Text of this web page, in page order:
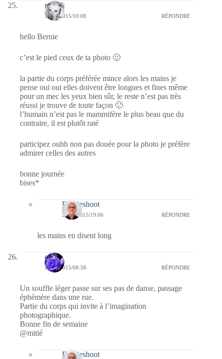
nays&
11/04/2015/10:08 RÉPONDRE
hello Bernie
c’est le pied ceux de ta photo 🙂
la partie du corps préférée mince alors les mains je
pense oui oui elles doivent être longues et fines même
pour un mec les yeux bien sûr, le reste n’est pas très
réussi je trouve de toute façon 🙂
l’humain n’est pas le mammifère le plus beau que du
contraire, il est plutôt raté
participez ouhh non pas douée pour la photo je préfère
admirer celles des autres
bonne journée
bises*
Bernieshoot
23/04/2015/19:06 RÉPONDRE
les mains en disent long
covix
11/04/2015/08:58 RÉPONDRE
Un souffle léger passe sur ses pas de danse, passage
éphémère dans une rue.
Partie du corps qui invite à l’imagination
photographique.
Bonne fin de semaine
@mitié
Bernieshoot